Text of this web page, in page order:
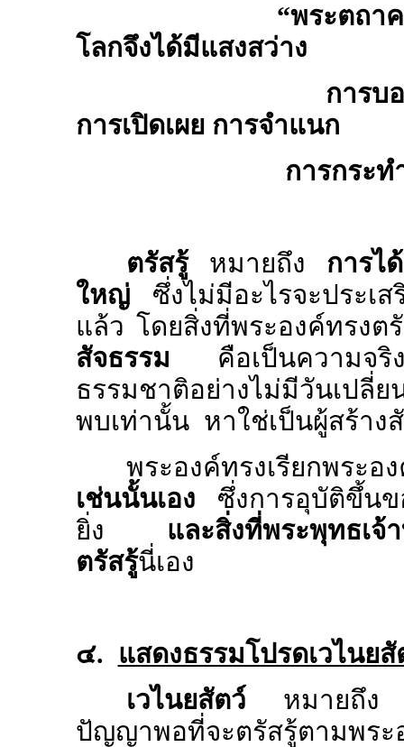
“พระตถา
โลกจึงได้มีแสงสว่าง
การบอก การแ
การเปิดเผย การจำแนก
การกระทำให้เข้
ตรัสรู้หมายถึง การไ
ใหญ่ซึ่งไม่มีอะไรจะประเส
แล้ว โดยสิ่งที่พระองค์ทร
สัจธรรม คือเป็นความจริง
ธรรมชาติอย่างไม่มีวันเปลี่
พบเท่านั้น หาใช่เป็นผู้สร้าง
พระองค์ทรงเรียกพระ
เช่นนั้นเอง ซึ่งการอุบัติขึ้นข
ยิ่ง และสิ่งที่พระพุทธเจ้
ตรัสรู้นี่เอง
๔. แสดงธรรมโปรดเวไนยสั
เวไนยสัตว์ หมายถึ
ปัญญาพอที่จะตรัสรู้ตาม